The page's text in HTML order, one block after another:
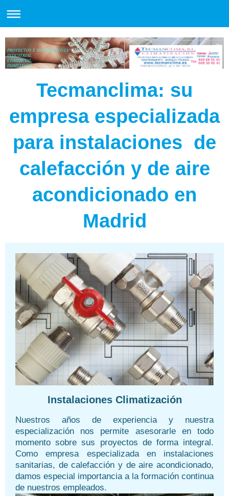
PROYECTOS E INSTALACIONES
INDUSTRIAL
COMERCIAL
DOMESTICO
Tecmanclima: su
empresa especializada
para instalaciones de
calefacción y de aire
acondicionado en
Madrid
Instalaciones Climatización
Nuestros años de experiencia y nuestra
especialización nos permite asesorarle en todo
momento sobre sus proyectos de forma integral.
Como empresa especializada en instalaciones
sanitarias, de calefacción y de aire acondicionado,
damos especial importancia a la formación continua
de nuestros empleados.